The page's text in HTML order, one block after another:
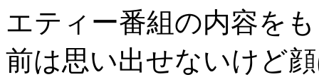
エティー番組の内容を
前は思い出せないけど